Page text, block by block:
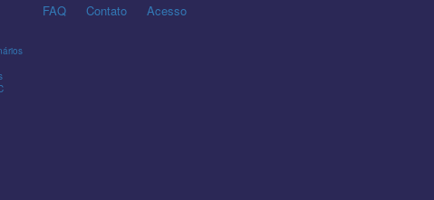
FAQ Contato Acesso